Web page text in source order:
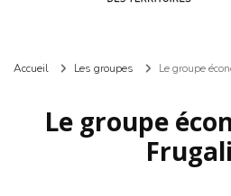
Accueil Les groupes Le groupe
Le groupe